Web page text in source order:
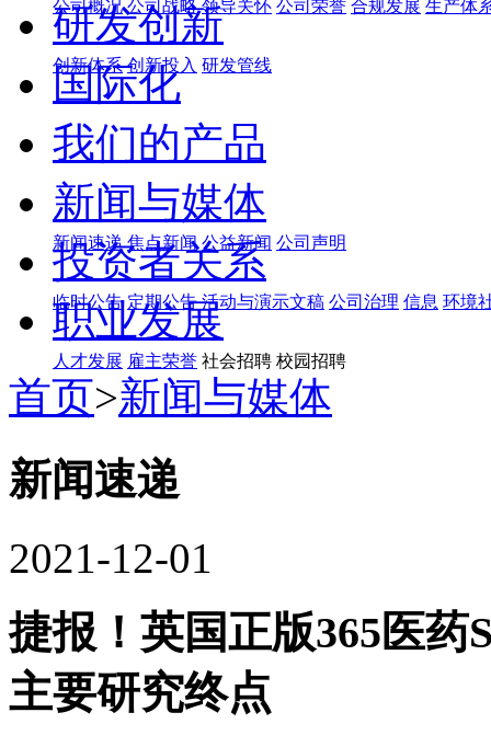
公司概况 公司战略 领导关怀 公司荣誉 合规发展 生产体
研发创新
创新体系 创新投入 研发管线
国际化
我们的产品
新闻与媒体
新闻速递 焦点新闻 公益新闻 公司声明
投资者关系
临时公告 定期公告 活动与演示文稿 公司治理 信息 环境
职业发展
人才发展 雇主荣誉 社会招聘 校园招聘
首页>新闻与媒体
新闻速递
2021-12-01
捷报！英国正版365医
主要研究终点